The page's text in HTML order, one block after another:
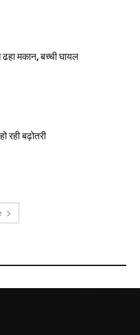
मकान, बच्ची घायल
रही बढ़ोतरी